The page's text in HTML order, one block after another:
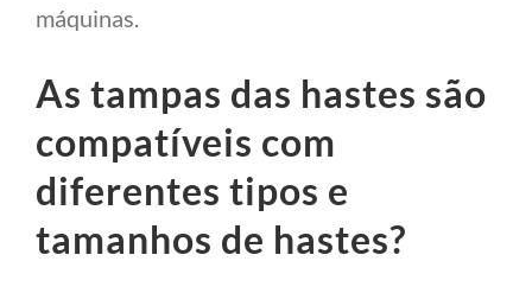
máquinas.
As tampas das hastes são
compatíveis com
diferentes tipos e
tamanhos de hastes?